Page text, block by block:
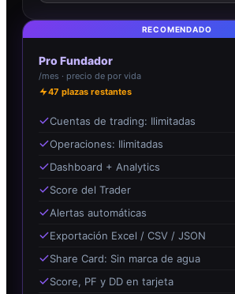
RECOMENDADO
Pro Fundador
/mes · precio de por vida
47 plazas restantes
Cuentas de trading: Ilimitadas
Operaciones: Ilimitadas
Dashboard + Analytics
Score del Trader
Alertas automáticas
Exportación Excel / CSV / JSON
Share Card: Sin marca de agua
Score, PF y DD en tarjeta